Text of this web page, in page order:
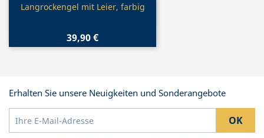
Vorschau
Langrockengel mit Leier, farbig
39,90 €
Erhalten Sie unsere Neuigkeiten und Sonderangebote